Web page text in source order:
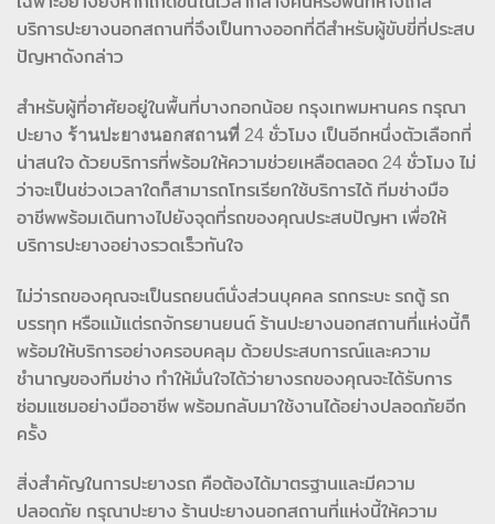
บริการปะยางนอกสถานที่จึงเป็นทางออกที่ดีสำหรับผู้ขับขี่ที่ประสบ
ปัญหาดังกล่าว
สำหรับผู้ที่อาศัยอยู่ในพื้นที่บางกอกน้อย กรุงเทพมหานคร กรุณา
ปะยาง ร้านปะยางนอกสถานที่ 24 ชั่วโมง เป็นอีกหนึ่งตัวเลือกที่
น่าสนใจ ด้วยบริการที่พร้อมให้ความช่วยเหลือตลอด 24 ชั่วโมง ไม่
ว่าจะเป็นช่วงเวลาใดก็สามารถโทรเรียกใช้บริการได้ ทีมช่างมือ
อาชีพพร้อมเดินทางไปยังจุดที่รถของคุณประสบปัญหา เพื่อให้
บริการปะยางอย่างรวดเร็วทันใจ
ไม่ว่ารถของคุณจะเป็นรถยนต์นั่งส่วนบุคคล รถกระบะ รถตู้ รถ
บรรทุก หรือแม้แต่รถจักรยานยนต์ ร้านปะยางนอกสถานที่แห่งนี้ก็
พร้อมให้บริการอย่างครอบคลุม ด้วยประสบการณ์และความ
ชำนาญของทีมช่าง ทำให้มั่นใจได้ว่ายางรถของคุณจะได้รับการ
ซ่อมแซมอย่างมืออาชีพ พร้อมกลับมาใช้งานได้อย่างปลอดภัยอีก
ครั้ง
สิ่งสำคัญในการปะยางรถ คือต้องได้มาตรฐานและมีความ
ปลอดภัย กรุณาปะยาง ร้านปะยางนอกสถานที่แห่งนี้ให้ความ